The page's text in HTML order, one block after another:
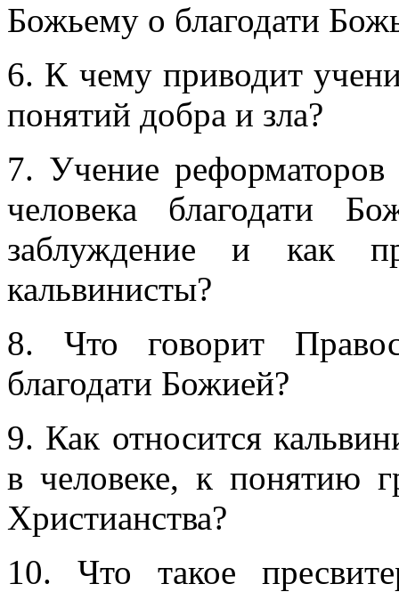
Божьему о благодати
6. К чему приводит
понятий добра и зла?
7. Учение
человека благодати
заблуждение и как
кальвинисты?
8. Что говорит
благодати Божией?
9. Как относится
в человеке, к понятию
Христианства?
10. Что такое